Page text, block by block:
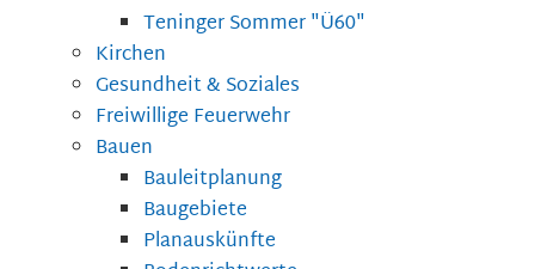
Teninger Sommer "Ü60"
Kirchen
Gesundheit & Soziales
Freiwillige Feuerwehr
Bauen
Bauleitplanung
Baugebiete
Planauskünfte